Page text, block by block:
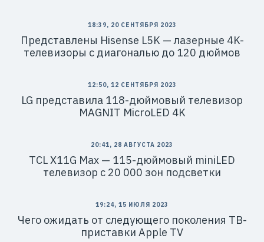
18:39, 20 СЕНТЯБРЯ 2023
Представлены Hisense L5K — лазерные 4K-
телевизоры с диагональю до 120 дюймов
12:50, 12 СЕНТЯБРЯ 2023
LG представила 118-дюймовый телевизор
MAGNIT MicroLED 4K
20:41, 28 АВГУСТА 2023
TCL X11G Max — 115-дюймовый miniLED
телевизор с 20 000 зон подсветки
19:24, 15 ИЮЛЯ 2023
Чего ожидать от следующего поколения ТВ-
приставки Apple TV